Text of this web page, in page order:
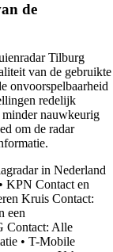
de
Tilburg
van de gebruikte
onvoorspelbaarheid
redelijk
nauwkeurig
om de radar
in Nederland
KPN Contact en
Kruis Contact:
een
Contact: Alle
• T-Mobile